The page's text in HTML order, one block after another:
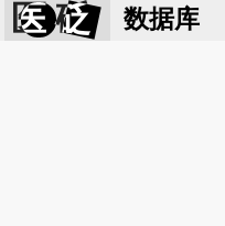
医 砭 数据库